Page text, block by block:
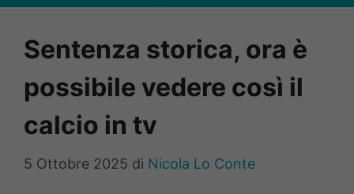
Sentenza storica, ora è
possibile vedere così il
calcio in tv
5 Ottobre 2025 di Nicola Lo Conte